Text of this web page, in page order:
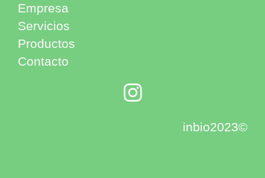
Empresa
Servicios
Productos
Contacto
inbio2023©